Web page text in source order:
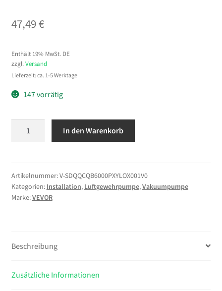
47,49€
Enthält 19% MwSt. DE
zzgl. Versand
Lieferzeit: ca. 1-5 Werktage
147 vorrätig
stufig,
Hochdruckpumpe
bis
mit
Wasser-
In den Warenkorb
Artikelnummer:V-SDQQCQB6000PXYLOX001V0
Kategorien: Installation, Luftgewehrpumpe,Vakuumpumpe
Marke:VEVOR
Beschreibung
Zusätzliche Informationen